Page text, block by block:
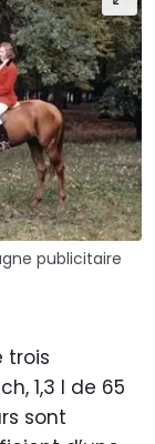
publicitaire
trois
ch, 1,3 l de 65
sont